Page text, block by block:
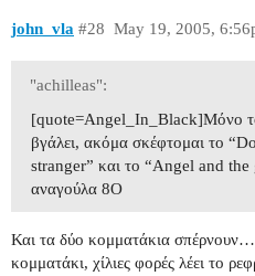
john_vla May 19, 2005,
#28
"achilleas":
[quote=Angel_In_Black]Μόνο
βγάλει, ακόμα σκέφτομαι το
stranger” και το “Angel and the
αναγούλα 8O
Και τα δύο κομματάκια σπέρνουν…
κομματάκι, χίλιες φορές λέει το